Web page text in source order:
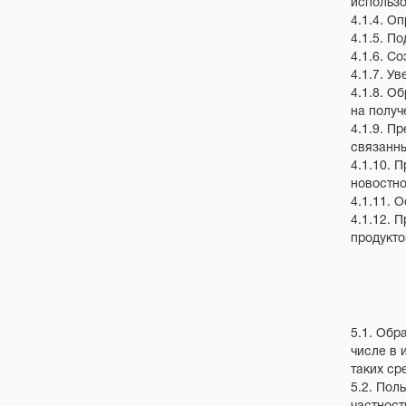
4.1.4.
4.1.5.
4.1.6.
4.1.7.
4.1.8.
на
4.1.9.
4.1.10.
4.1.11.
4.1.12.
5.1.
числе в
таких
5.2.